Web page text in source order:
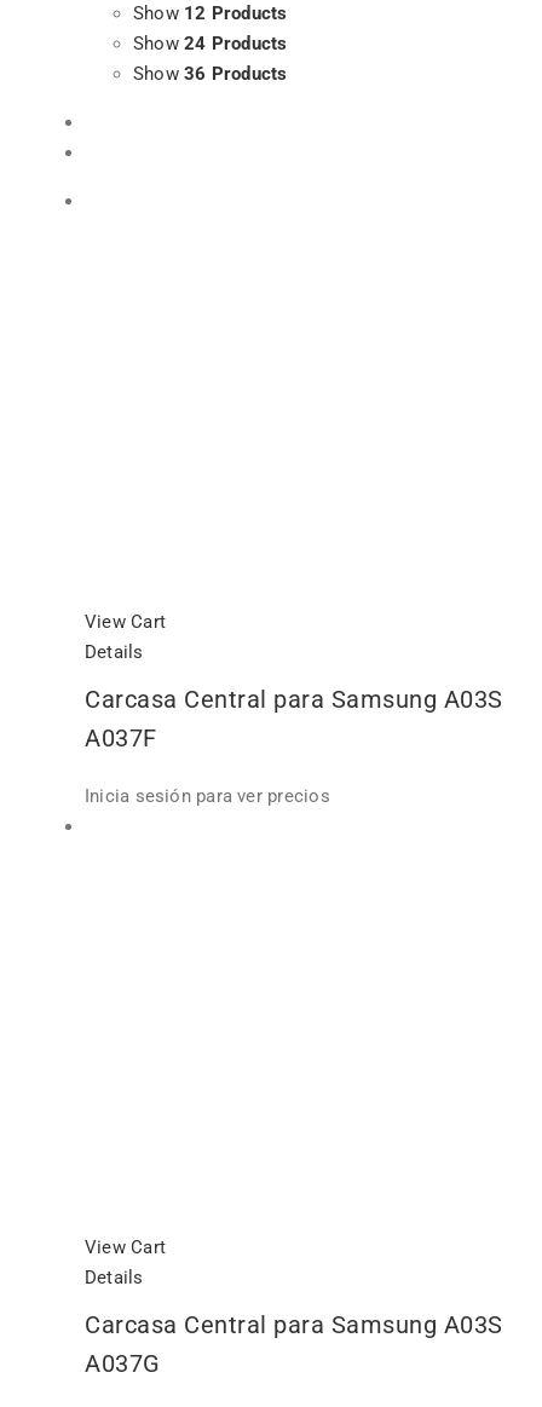
Show 12 Products
Show24 Products
Show36 Products
View Cart
Details
Carcasa Central para Samsung A03S
A037F
Inicia sesión para ver precios
View Cart
Details
Carcasa Central para Samsung A03S
A037G